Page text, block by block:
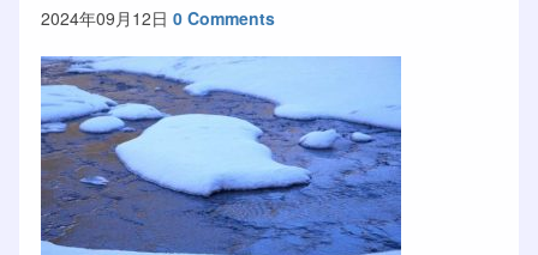
2024年09月12日 0 Comments